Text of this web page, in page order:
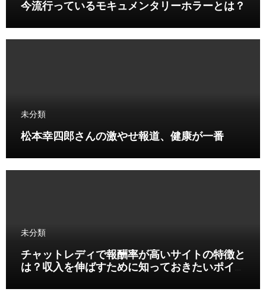
今流行っているモキュメンタリーホラーとは？
未分類
松本幸四郎さんの激やせ報道、健康が一番
未分類
チャットレディで報酬率が高いサイトの特徴と
は？収入を伸ばすために知っておきたいポイン